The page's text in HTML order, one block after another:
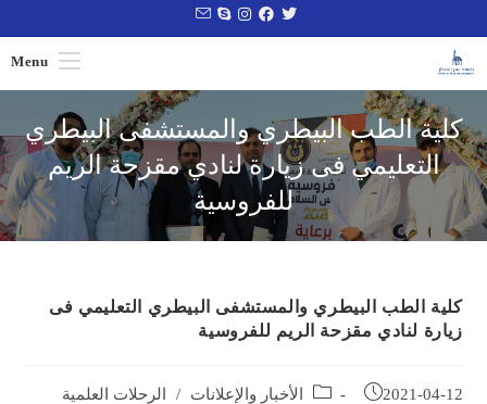
Menu
كلية الطب البيطري والمستشفى البيطري
التعليمي فى زيارة لنادي مقزحة الريم
للفروسية
كلية الطب البيطري والمستشفى البيطري التعليمي فى
زيارة لنادي مقزحة الريم للفروسية
2021-04-12 الأخبار والإعلانات / الرحلات العلمية